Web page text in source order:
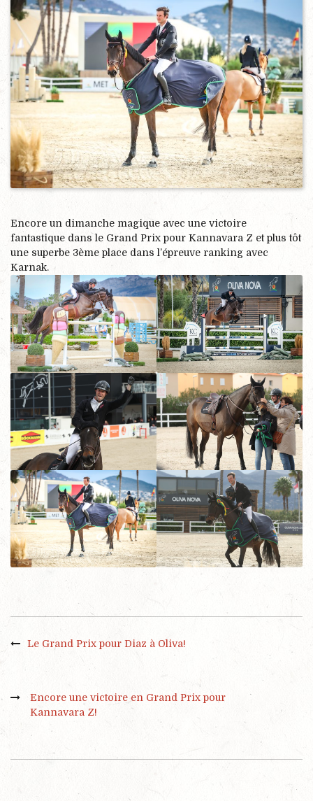
Encore un dimanche magique avec une victoire
fantastique dans le Grand Prix pour Kannavara Z et plus tôt
une superbe 3ème place dans l’épreuve ranking avec
Karnak.
Le Grand Prix pour Diaz à Oliva!
Encore une victoire en Grand Prix pour
Kannavara Z!